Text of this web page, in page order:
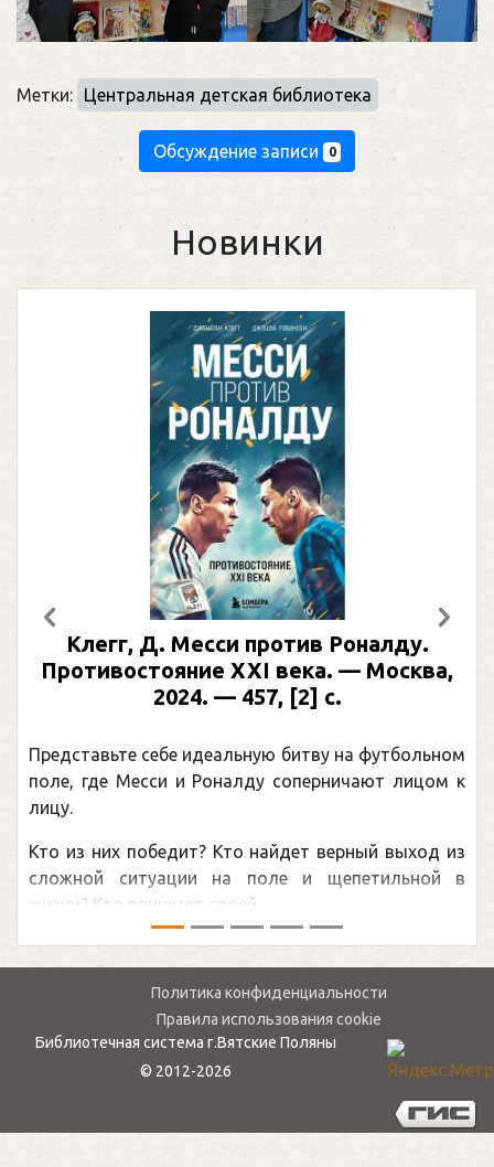
Метки: Центральная детская библиотека
Обсуждение записи 0
Новинки
Клегг, Д. Месси против Роналду.
Противостояние XXI века. — Москва,
2024. — 457, [2] с.
Представьте себе идеальную битву на футбольном
поле, где Месси и Роналду соперничают лицом к
лицу.
Кто из них победит? Кто найдет верный выход из
сложной ситуации на поле и щепетильной в
жизни? Кто принесет своей ...
Предыдущий
Политика конфиденциальности
Правила использования cookie
Библиотечная система г.Вятские Поляны
© 2012-2026